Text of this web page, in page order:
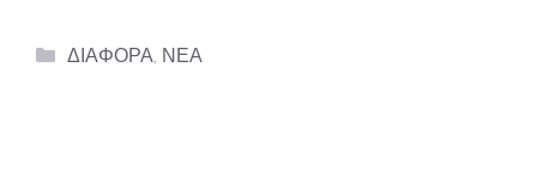
Categories
ΔΙΑΦΟΡΑ, ΝΕΑ